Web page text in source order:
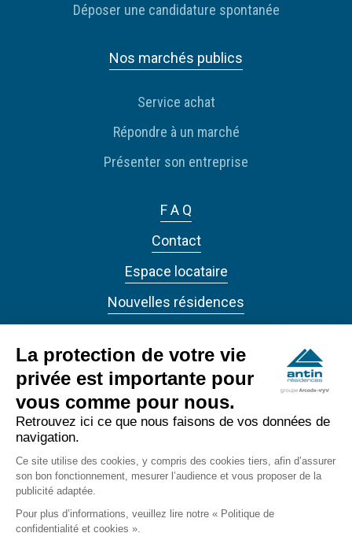
Déposer une candidature spontanée
Nos marchés publics
Service achat
Répondre à un marché
Présenter son entreprise
F A Q
Contact
Espace locataire
Nouvelles résidences
ANTIN RÉSIDENCES 2022 - Tous droits réservés
Accessibilité
Confidentialité
La protection de votre vie
privée est importante pour
vous comme pour nous.
Retrouvez ici ce que nous faisons de vos données de
navigation.
Ce site utilise des cookies, y compris des cookies tiers, afin d’assurer
son bon fonctionnement, mesurer l’audience et vous proposer de la
publicité adaptée.
Pour plus d’informations, veuillez lire notre « Politique de
confidentialité et cookies ».